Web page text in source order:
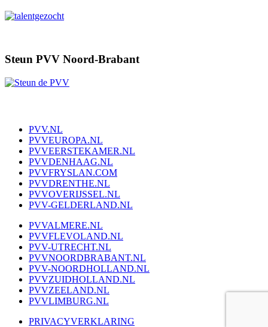
Steun PVV Noord-Brabant
PVV.NL
PVVEUROPA.NL
PVVEERSTEKAMER.NL
PVVDENHAAG.NL
PVVFRYSLAN.COM
PVVDRENTHE.NL
PVVOVERIJSSEL.NL
PVV-GELDERLAND.NL
PVVALMERE.NL
PVVFLEVOLAND.NL
PVV-UTRECHT.NL
PVVNOORDBRABANT.NL
PVV-NOORDHOLLAND.NL
PVVZUIDHOLLAND.NL
PVVZEELAND.NL
PVVLIMBURG.NL
PRIVACYVERKLARING